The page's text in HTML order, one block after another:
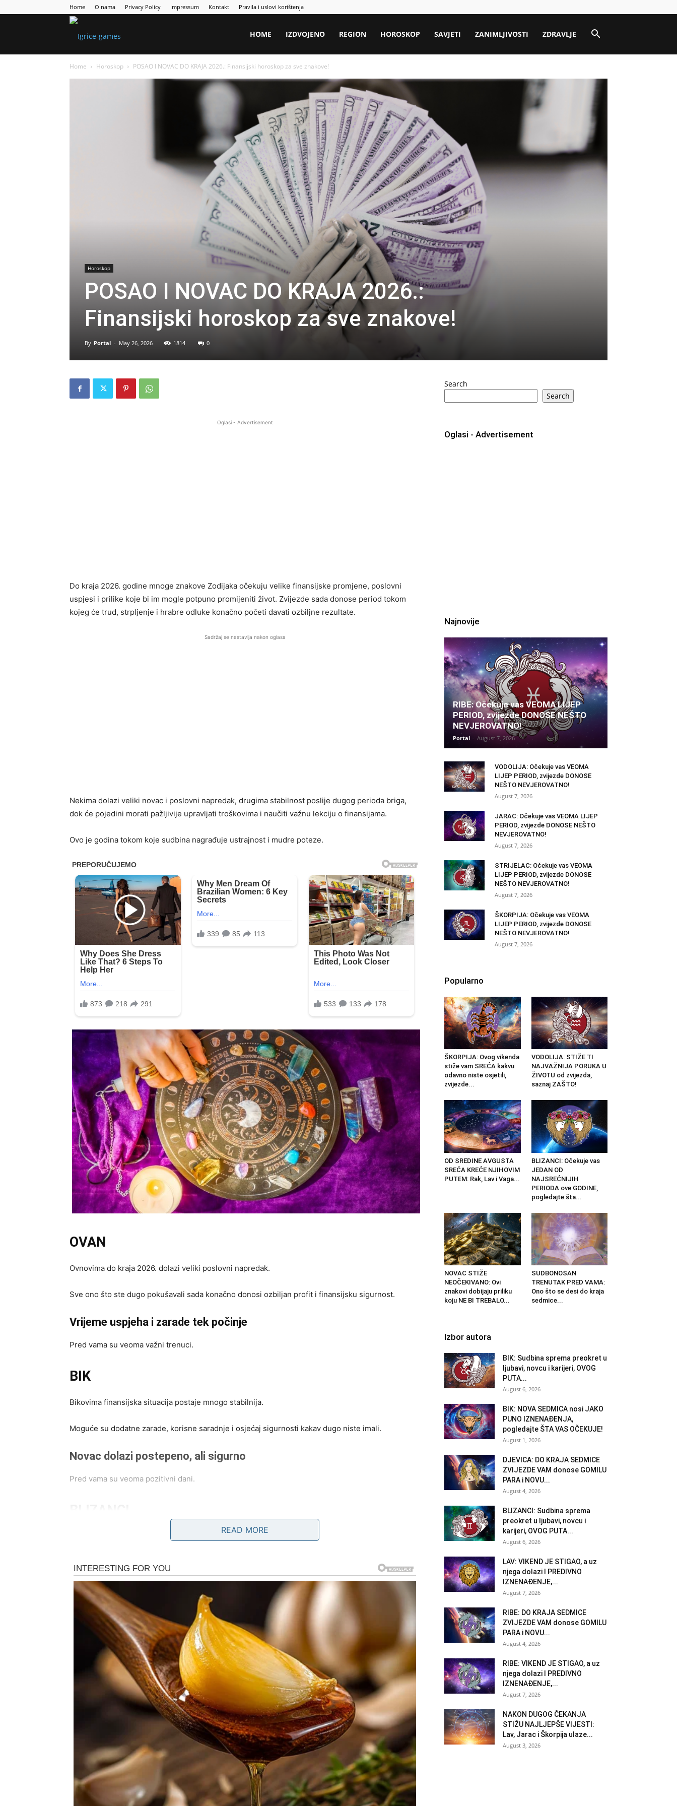
Home O nama Privacy Policy Impressum Kontakt Pravila i uslovi korištenja
HOME IZDVOJENO REGION HOROSKOP SAVJETI ZANIMLJIVOSTI ZDRAVLJE
Home Horoskop POSAO I NOVAC DO KRAJA 2026.: Finansijski horoskop za sve znakove!
Horoskop
POSAO I NOVAC DO KRAJA 2026.:
Finansijski horoskop za sve znakove!
By Portal - May 26, 2026 1814 0
Oglasi - Advertisement
Do kraja 2026. godine mnoge znakove Zodijaka očekuju velike finansijske promjene, poslovni
uspjesi i prilike koje bi im mogle potpuno promijeniti život. Zvijezde sada donose period tokom
kojeg će trud, strpljenje i hrabre odluke konačno početi davati ozbiljne rezultate.
Sadržaj se nastavlja nakon oglasa
Nekima dolazi veliki novac i poslovni napredak, drugima stabilnost poslije dugog perioda briga,
dok će pojedini morati pažljivije upravljati troškovima i naučiti važnu lekciju o finansijama.
Ovo je godina tokom koje sudbina nagrađuje ustrajnost i mudre poteze.
OVAN
Ovnovima do kraja 2026. dolazi veliki poslovni napredak.
Sve ono što ste dugo pokušavali sada konačno donosi ozbiljan profit i finansijsku sigurnost.
Vrijeme uspjeha i zarade tek počinje
Pred vama su veoma važni trenuci.
BIK
Bikovima finansijska situacija postaje mnogo stabilnija.
Moguće su dodatne zarade, korisne saradnje i osjećaj sigurnosti kakav dugo niste imali.
Novac dolazi postepeno, ali sigurno
Pred vama su veoma pozitivni dani.
Zvijezde vam donose neočekivane poslovne prilike i nove izvore prihoda.
Veliki novac dolazi kroz promjene
Pred vama su veoma uspješni trenuci.
Rakovi konačno izlaze iz perioda finansijske nesigurnosti.
Poslije mnogo briga dolazi osjećaj stabilnosti i mnogo manje stresa.
Trud vam se konačno isplati
Pred vama su veoma važni trenuci.
LAV
READ MORE
Search
Search
Oglasi - Advertisement
Najnovije
RIBE: Očekuje vas VEOMA LIJEP
PERIOD, zvijezde DONOSE NEŠTO
NEVJEROVATNO!
Portal - August 7, 2026
VODOLIJA: Očekuje vas VEOMA
LIJEP PERIOD, zvijezde DONOSE
NEŠTO NEVJEROVATNO!
August 7, 2026
JARAC: Očekuje vas VEOMA LIJEP
PERIOD, zvijezde DONOSE NEŠTO
NEVJEROVATNO!
August 7, 2026
STRIJELAC: Očekuje vas VEOMA
LIJEP PERIOD, zvijezde DONOSE
NEŠTO NEVJEROVATNO!
August 7, 2026
ŠKORPIJA: Očekuje vas VEOMA
LIJEP PERIOD, zvijezde DONOSE
NEŠTO NEVJEROVATNO!
August 7, 2026
Popularno
ŠKORPIJA: Ovog vikenda
stiže vam SREĆA kakvu
odavno niste osjetili,
zvijezde...
VODOLIJA: STIŽE TI
NAJVAŽNIJA PORUKA U
ŽIVOTU od zvijezda,
saznaj ZAŠTO!
OD SREDINE AVGUSTA
SREĆA KREĆE NJIHOVIM
PUTEM: Rak, Lav i Vaga...
BLIZANCI: Očekuje vas
JEDAN OD
NAJSREĆNIJIH
PERIODA ove GODINE,
pogledajte šta...
NOVAC STIŽE
NEOČEKIVANO: Ovi
znakovi dobijaju priliku
koju NE BI TREBALO...
SUDBONOSAN
TRENUTAK PRED VAMA:
Ono što se desi do kraja
sedmice...
Izbor autora
BIK: Sudbina sprema preokret u
ljubavi, novcu i karijeri, OVOG
PUTA...
August 6, 2026
BIK: NOVA SEDMICA nosi JAKO
PUNO IZNENAĐENJA,
pogledajte ŠTA VAS OČEKUJE!
August 1, 2026
DJEVICA: DO KRAJA SEDMICE
ZVIJEZDE VAM donose GOMILU
PARA i NOVU...
August 4, 2026
BLIZANCI: Sudbina sprema
preokret u ljubavi, novcu i
karijeri, OVOG PUTA...
August 6, 2026
LAV: VIKEND JE STIGAO, a uz
njega dolazi I PREDIVNO
IZNENAĐENJE,...
August 7, 2026
RIBE: DO KRAJA SEDMICE
ZVIJEZDE VAM donose GOMILU
PARA i NOVU...
August 4, 2026
RIBE: VIKEND JE STIGAO, a uz
njega dolazi I PREDIVNO
IZNENAĐENJE,...
August 7, 2026
NAKON DUGOG ČEKANJA
STIŽU NAJLJEPŠE VIJESTI:
Lav, Jarac i Škorpija ulaze...
August 3, 2026